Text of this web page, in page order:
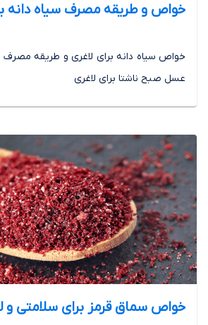
خواص و طریقه مصرف سیاه دانه
خواص سیاه دانه برای لاغری و طریقه مصرف
عسل صبح ناشتا برای لاغری
خواص سماق قرمز برای سلامتی و